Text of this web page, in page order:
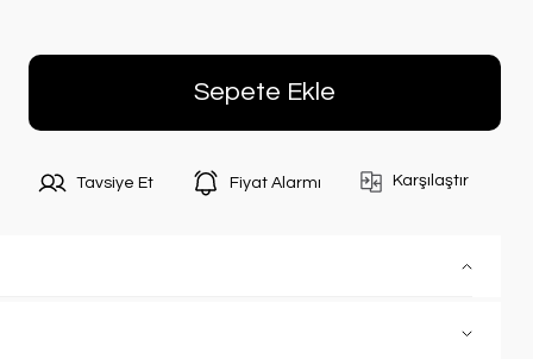
Sepete Ekle
Tavsiye Et Fiyat Alarmı Karşılaştır